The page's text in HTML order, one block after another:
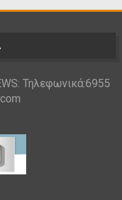
Τηλεφωνικά:6955